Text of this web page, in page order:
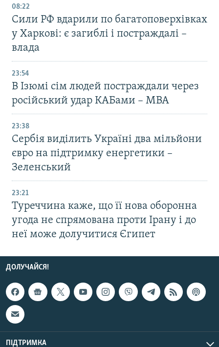
08:22
Сили РФ вдарили по багатоповерхівках
у Харкові: є загиблі і постраждалі –
влада
23:54
В Ізюмі сім людей постраждали через
російський удар КАБами – МВА
23:38
Сербія виділить Україні два мільйони
євро на підтримку енергетики –
Зеленський
23:21
Туреччина каже, що її нова оборонна
угода не спрямована проти Ірану і до
неї може долучитися Єгипет
ДОЛУЧАЙСЯ!
ПІДТРИМКА